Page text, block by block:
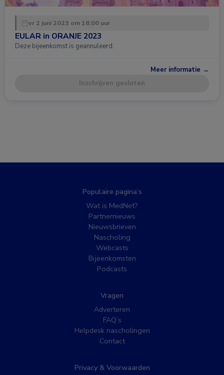
vr 2 juni 2023 om 18:00 uur
EULAR in ORANJE 2023
Deze bijeenkomst is geannuleerd.
Meer informatie →
Inschrijven gesloten
Populaire pagina’s
Wat is MedNet?
Partnernieuws
Nieuwsbrieven
Nascholing
Webcasts
Bijeenkomsten
Podcasts
Vragen
Adverteren
FAQ’s
Helpdesk nascholingen
Contact
Privacy & Voorwaarden